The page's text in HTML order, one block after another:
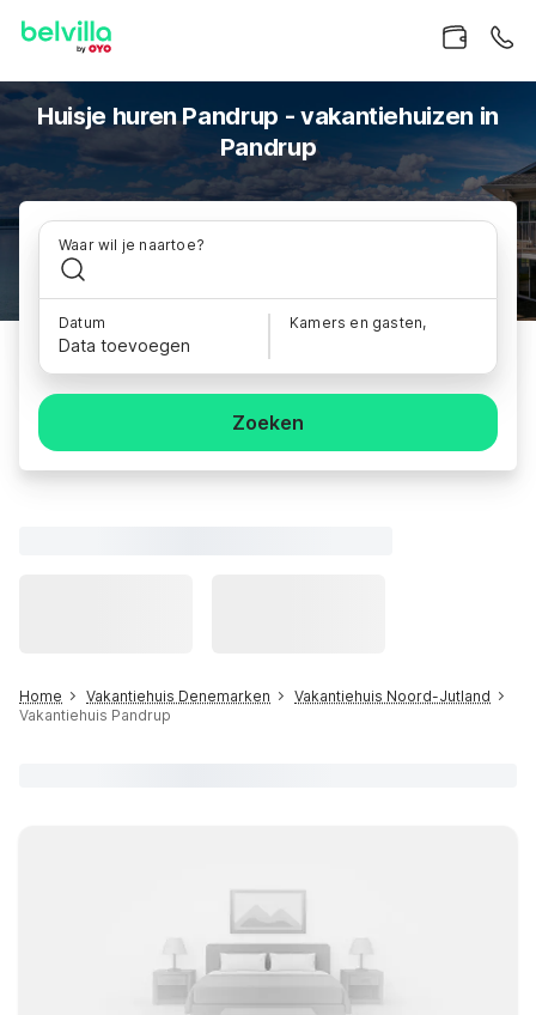
Huisje huren Pandrup - vakantiehuizen in
Pandrup
Waar wil je naartoe?
Datum
Data toevoegen
Kamers en gasten,
Zoeken
Home Vakantiehuis Denemarken
Vakantiehuis Noord-Jutland
Vakantiehuis Pandrup